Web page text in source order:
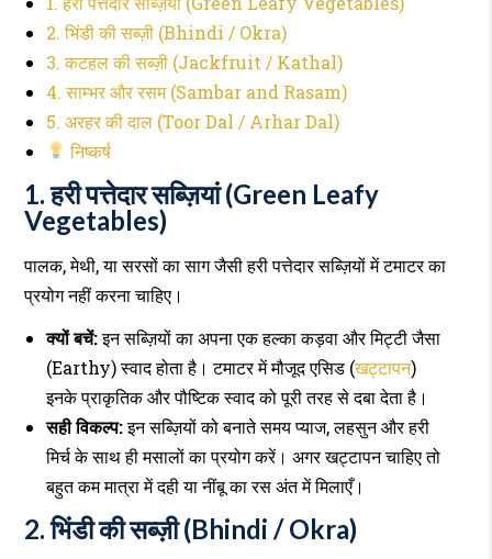
स्वाद!
2. भिंडी की सब्ज़ी (Bhindi / Okra)
3. कटहल की सब्ज़ी (Jackfruit / Kathal)
4. साम्भर और रसम (Sambar and Rasam)
5. अरहर की दाल (Toor Dal / Arhar Dal)
निष्कर्ष
1. हरी पत्तेदार सब्ज़ियां (Green Leafy
Vegetables)
पालक, मेथी, या सरसों का साग जैसी हरी पत्तेदार सब्ज़ियों में टमाटर का
प्रयोग नहीं करना चाहिए।
क्यों बचें:इन सब्ज़ियों का अपना एक हल्का कड़वा और मिट्टी जैसा
(Earthy) स्वाद होता है। टमाटर में मौजूद एसिड (खट्टापन)
इनके प्राकृतिक और पौष्टिक स्वाद को पूरी तरह से दबा देता है।
सही विकल्प:इन सब्ज़ियों को बनाते समय प्याज, लहसुन और हरी
मिर्च के साथ ही मसालों का प्रयोग करें। अगर खट्टापन चाहिए तो
बहुत कम मात्रा में दही या नींबू का रस अंत में मिलाएँ।
2. भिंडी की सब्ज़ी (Bhindi / Okra)